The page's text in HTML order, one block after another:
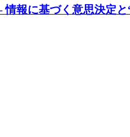
報に基づく意思決定